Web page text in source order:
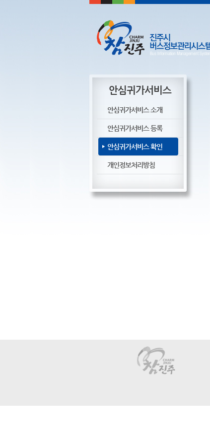
안심귀가서비스
안심귀가서비스 소개
안심귀가서비스 등록
안심귀가서비스 확인
개인정보처리방침